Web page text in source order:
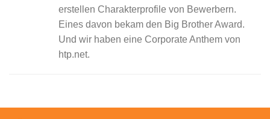
erstellen Charakterprofile von Bewerbern.
Eines davon bekam den Big Brother Award.
Und wir haben eine Corporate Anthem von
htp.net.